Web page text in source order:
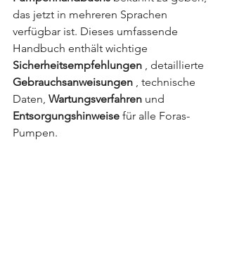
das jetzt in mehreren Sprachen
verfügbar ist. Dieses umfassende
Handbuch enthält wichtige
Sicherheitsempfehlungen , detaillierte
Gebrauchsanweisungen , technische
Daten, Wartungsverfahren und
Entsorgungshinweise für alle Foras-
Pumpen.